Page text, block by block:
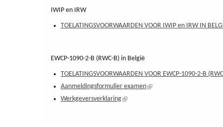
IWIP en IRW
TOELATINGSVOORWAARDEN VOOR IWIP en IRW IN
EWCP-1090-2-B (RWC-B) in België
TOELATINGSVOORWAARDEN VOOR EWCP-1090-2-B
Aanmeldingsformulier examen(externe
Werkgeversverklaring(externe